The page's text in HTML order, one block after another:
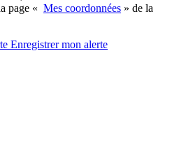
page « Mes coordonnées » de la
Enregistrermon alerte